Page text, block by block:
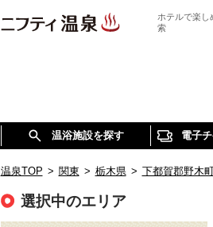
ホテルで楽し
索
温浴施設を探す 電子
温泉TOP > 関東 > 栃木県 > 下都賀郡野木町
選択中のエリア